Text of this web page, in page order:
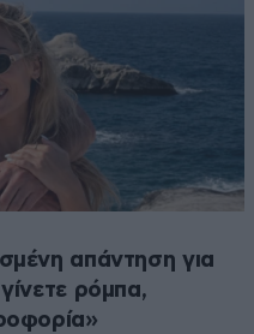
απάντηση για
ρόμπα,